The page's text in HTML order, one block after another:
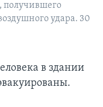
получившего
удара. 30
в здании